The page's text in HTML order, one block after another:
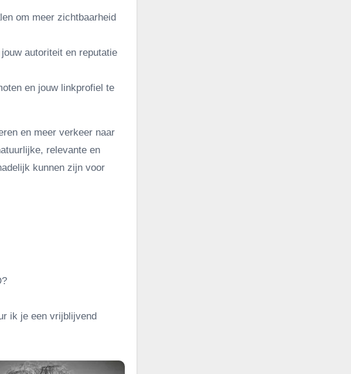
om meer zichtbaarheid
autoriteit en reputatie
en jouw linkprofiel te
en meer verkeer naar
relevante en
kunnen zijn voor
ik je een vrijblijvend